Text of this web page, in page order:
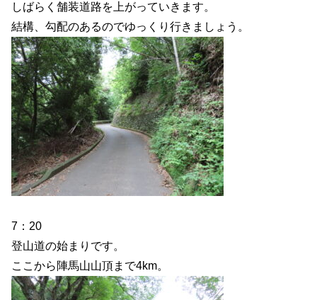
しばらく舗装道路を上がっていきます。
結構、勾配のあるのでゆっくり行きましょう。
7：20
登山道の始まりです。
ここから陣馬山山頂まで4km。